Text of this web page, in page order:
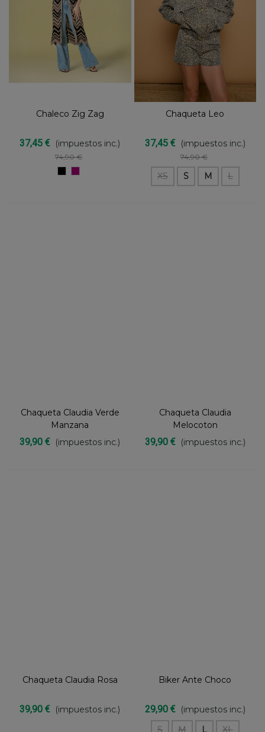
Chaleco Zig Zag
37,45 € (impuestos inc.)
74,90 €
NEGROBUGANVILLA
Chaqueta Leo
37,45 € (impuestos inc.)
74,90 €
XS S M L
Chaqueta Claudia Verde
Manzana
39,90 € (impuestos inc.)
Chaqueta Claudia
Melocoton
39,90 € (impuestos inc.)
Chaqueta Claudia Rosa
39,90 € (impuestos inc.)
Biker Ante Choco
29,90 € (impuestos inc.)
S
M L XL